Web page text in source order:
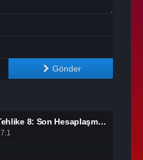
Gönder
Görevimiz Tehlike 8: Son Hesaplaşma izle
7.1